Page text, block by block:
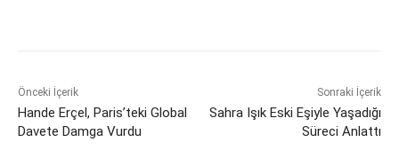
Önceki İçerik
Hande Erçel, Paris’teki Global
Davete Damga Vurdu
Sonraki İçerik
Sahra Işık Eski Eşiyle Yaşadığı
Süreci Anlattı